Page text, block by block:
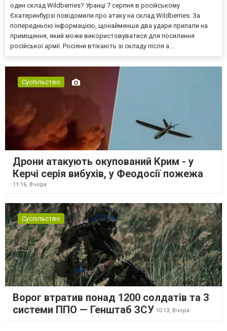
один склад Wildberries? Уранці 7 серпня в російському
Єкатеринбурзі повідомили про атаку на склад Wildberries. За
попередньою інформацією, щонайменше два удари припали на
приміщення, який може використовуватися для посилення
російської армії. Росіяни втікають зі складу після а...
Суспільство
Дрони атакують окупований Крим - у
Керчі серія вибухів, у Феодосії пожежа
11:16, Вчора
Суспільство
Ворог втратив понад 1200 солдатів та 3
системи ППО — Генштаб ЗСУ 10:13, Вчора